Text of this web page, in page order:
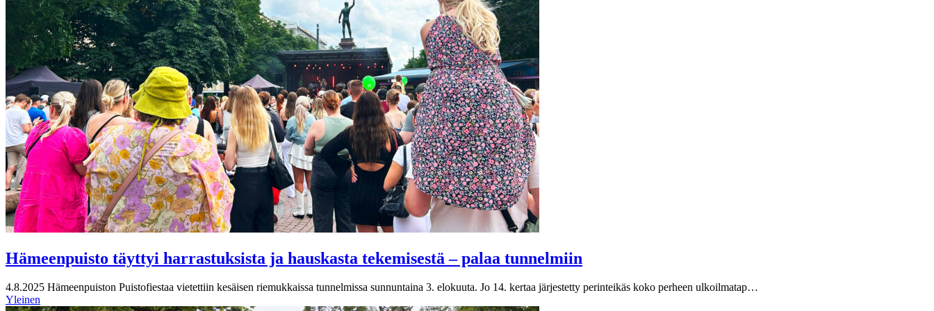
Hämeenpuisto täyttyi harrastuksista ja hauskasta tekemisestä – palaa tunnelmiin
4.8.2025 Hämeenpuiston Puistofiestaa vietettiin kesäisen riemukkaissa tunnelmissa sunnuntaina 3. elokuuta. Jo 14. kertaa järjestetty perinteikäs koko perheen ulkoilmatap…
Yleinen